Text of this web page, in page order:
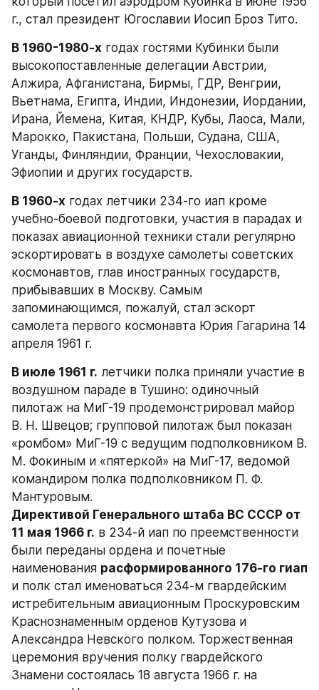
г., стал президент Югославии Иосип Броз Тито.
В 1960-1980-х годах гостями Кубинки были
высокопоставленные делегации Австрии,
Алжира, Афганистана, Бирмы, ГДР, Венгрии,
Вьетнама, Египта, Индии, Индонезии, Иордании,
Ирана, Йемена, Китая, КНДР, Кубы, Лаоса, Мали,
Марокко, Пакистана, Польши, Судана, США,
Уганды, Финляндии, Франции, Чехословакии,
Эфиопии и других государств.
В 1960-х годах летчики 234-го иап кроме
учебно-боевой подготовки, участия в парадах и
показах авиационной техники стали регулярно
эскортировать в воздухе самолеты советских
космонавтов, глав иностранных государств,
прибывавших в Москву. Самым
запоминающимся, пожалуй, стал эскорт
самолета первого космонавта Юрия Гагарина 14
апреля 1961 г.
В июле 1961 г. летчики полка приняли участие в
воздушном параде в Тушино: одиночный
пилотаж на МиГ-19 продемонстрировал майор
В. Н. Швецов; групповой пилотаж был показан
«ромбом» МиГ-19 с ведущим подполковником В.
М. Фокиным и «пятеркой» на МиГ-17, ведомой
командиром полка подполковником П. Ф.
Мантуровым.
Директивой Генерального штаба ВС СССР от
11 мая 1966 г. в 234-й иап по преемственности
были переданы ордена и почетные
наименования расформированного 176-го гиап
и полк стал именоваться 234-м гвардей­ским
истребительным авиационным Проскуровским
Краснознаменным орденов Кутузова и
Александра Невского полком. Торжественная
церемония вручения полку гвардейского
Знамени состоялась 18 августа 1966 г. на